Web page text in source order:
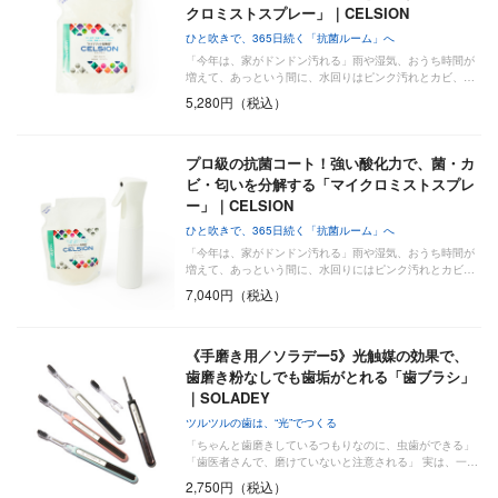
クロミストスプレー」｜CELSION
ひと吹きで、365日続く「抗菌ルーム」へ
「今年は、家がドンドン汚れる」雨や湿気、おうち時間が
増えて、あっという間に、水回りはピンク汚れとカビ、…
5,280円（税込）
プロ級の抗菌コート！強い酸化力で、菌・カ
ビ・匂いを分解する「マイクロミストスプレ
ー」｜CELSION
ひと吹きで、365日続く「抗菌ルーム」へ
「今年は、家がドンドン汚れる」雨や湿気、おうち時間が
増えて、あっという間に、水回りにはピンク汚れとカビ…
7,040円（税込）
《手磨き用／ソラデー5》光触媒の効果で、
歯磨き粉なしでも歯垢がとれる「歯ブラシ」
｜SOLADEY
ツルツルの歯は、“光”でつくる
「ちゃんと歯磨きしているつもりなのに、虫歯ができる」
「歯医者さんで、磨けていないと注意される」 実は、一…
2,750円（税込）